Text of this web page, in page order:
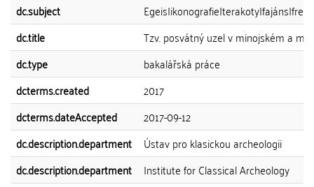
dc.subject
dc.title
Tzv. posvátný uzel v minojském a
dc.type
bakalářská práce
dcterms.created
2017
dcterms.dateAccepted
2017-09-12
dc.description.department
Ústav pro klasickou archeologii
dc.description.department
Institute for Classical Archeology